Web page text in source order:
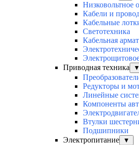
Низковольтное
Кабели и
Кабельные
Светотехника
Кабельная
Приводная техника
▼
Редукторы и
Линейные
Компоненты
Втулки
Подшипники
Электропитание
▼